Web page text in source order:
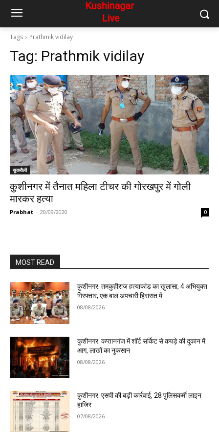
Tags Prathmik vidilay
Tag: Prathmik vidilay
सुकरौली
कुशीनगर में तैनात महिला टीचर की गोरखपुर में गोली
मारकर हत्या
Prabhat - 20/09/2020 0
MOST READ
कुशीनगर: तमकुहीराज हत्याकांड का खुलासा, 4 अभियुक्त
गिरफ्तार, एक बाल अपचारी हिरासत में
08/08/2026
कुशीनगर: कप्तानगंज में शॉर्ट सर्किट से कपड़े की दुकान में
आग, लाखों का नुकसान
08/08/2026
कुशीनगर: एसपी की बड़ी कार्रवाई, 28 पुलिसकर्मी लाइन
हाजिर
07/08/2026